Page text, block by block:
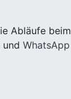
Abläufe
und WhatsApp